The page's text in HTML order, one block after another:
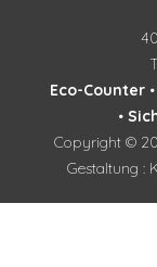
Eco-Counter •
•
Copyright ©
Gestaltung :